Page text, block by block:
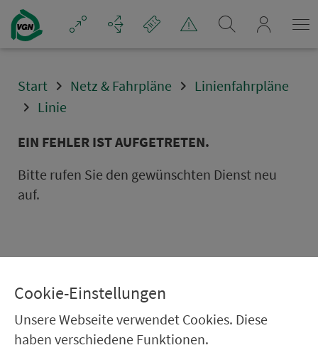
Navigation überspringen
Start Netz & Fahrpläne
Linienfahrpläne
Linie
EIN FEHLER IST AUFGETRETEN.
Bitte rufen Sie den gewünschten Dienst neu
auf.
Ver­kehrs­ver­bund Groß­raum
Cookie-Einstellungen
Unsere Webseite verwendet Cookies. Diese
haben verschiedene Funktionen.